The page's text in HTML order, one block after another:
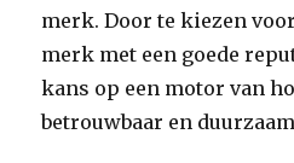
merk. Door te kiezen
merk met een goede
kans op een motor van
betrouwbaar en